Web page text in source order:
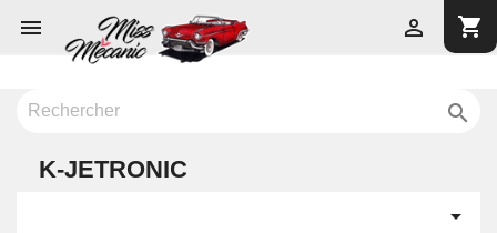
 shopping_cart


K-JETRONIC
